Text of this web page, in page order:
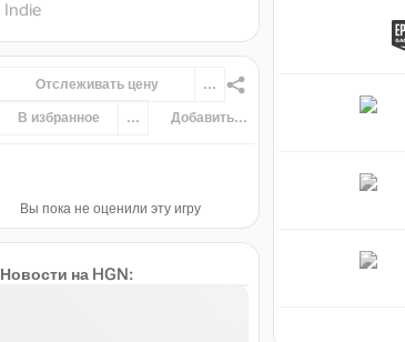
Indie
Отслеживать цену ...
В избранное ... Добавить...
Вы пока не оценили эту игру
Новости на HGN: